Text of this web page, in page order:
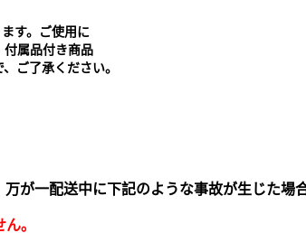
す。ご使用に
付属品付き商品
ご了承ください。
が一配送中に下記のような事故が生じた場
ん｡